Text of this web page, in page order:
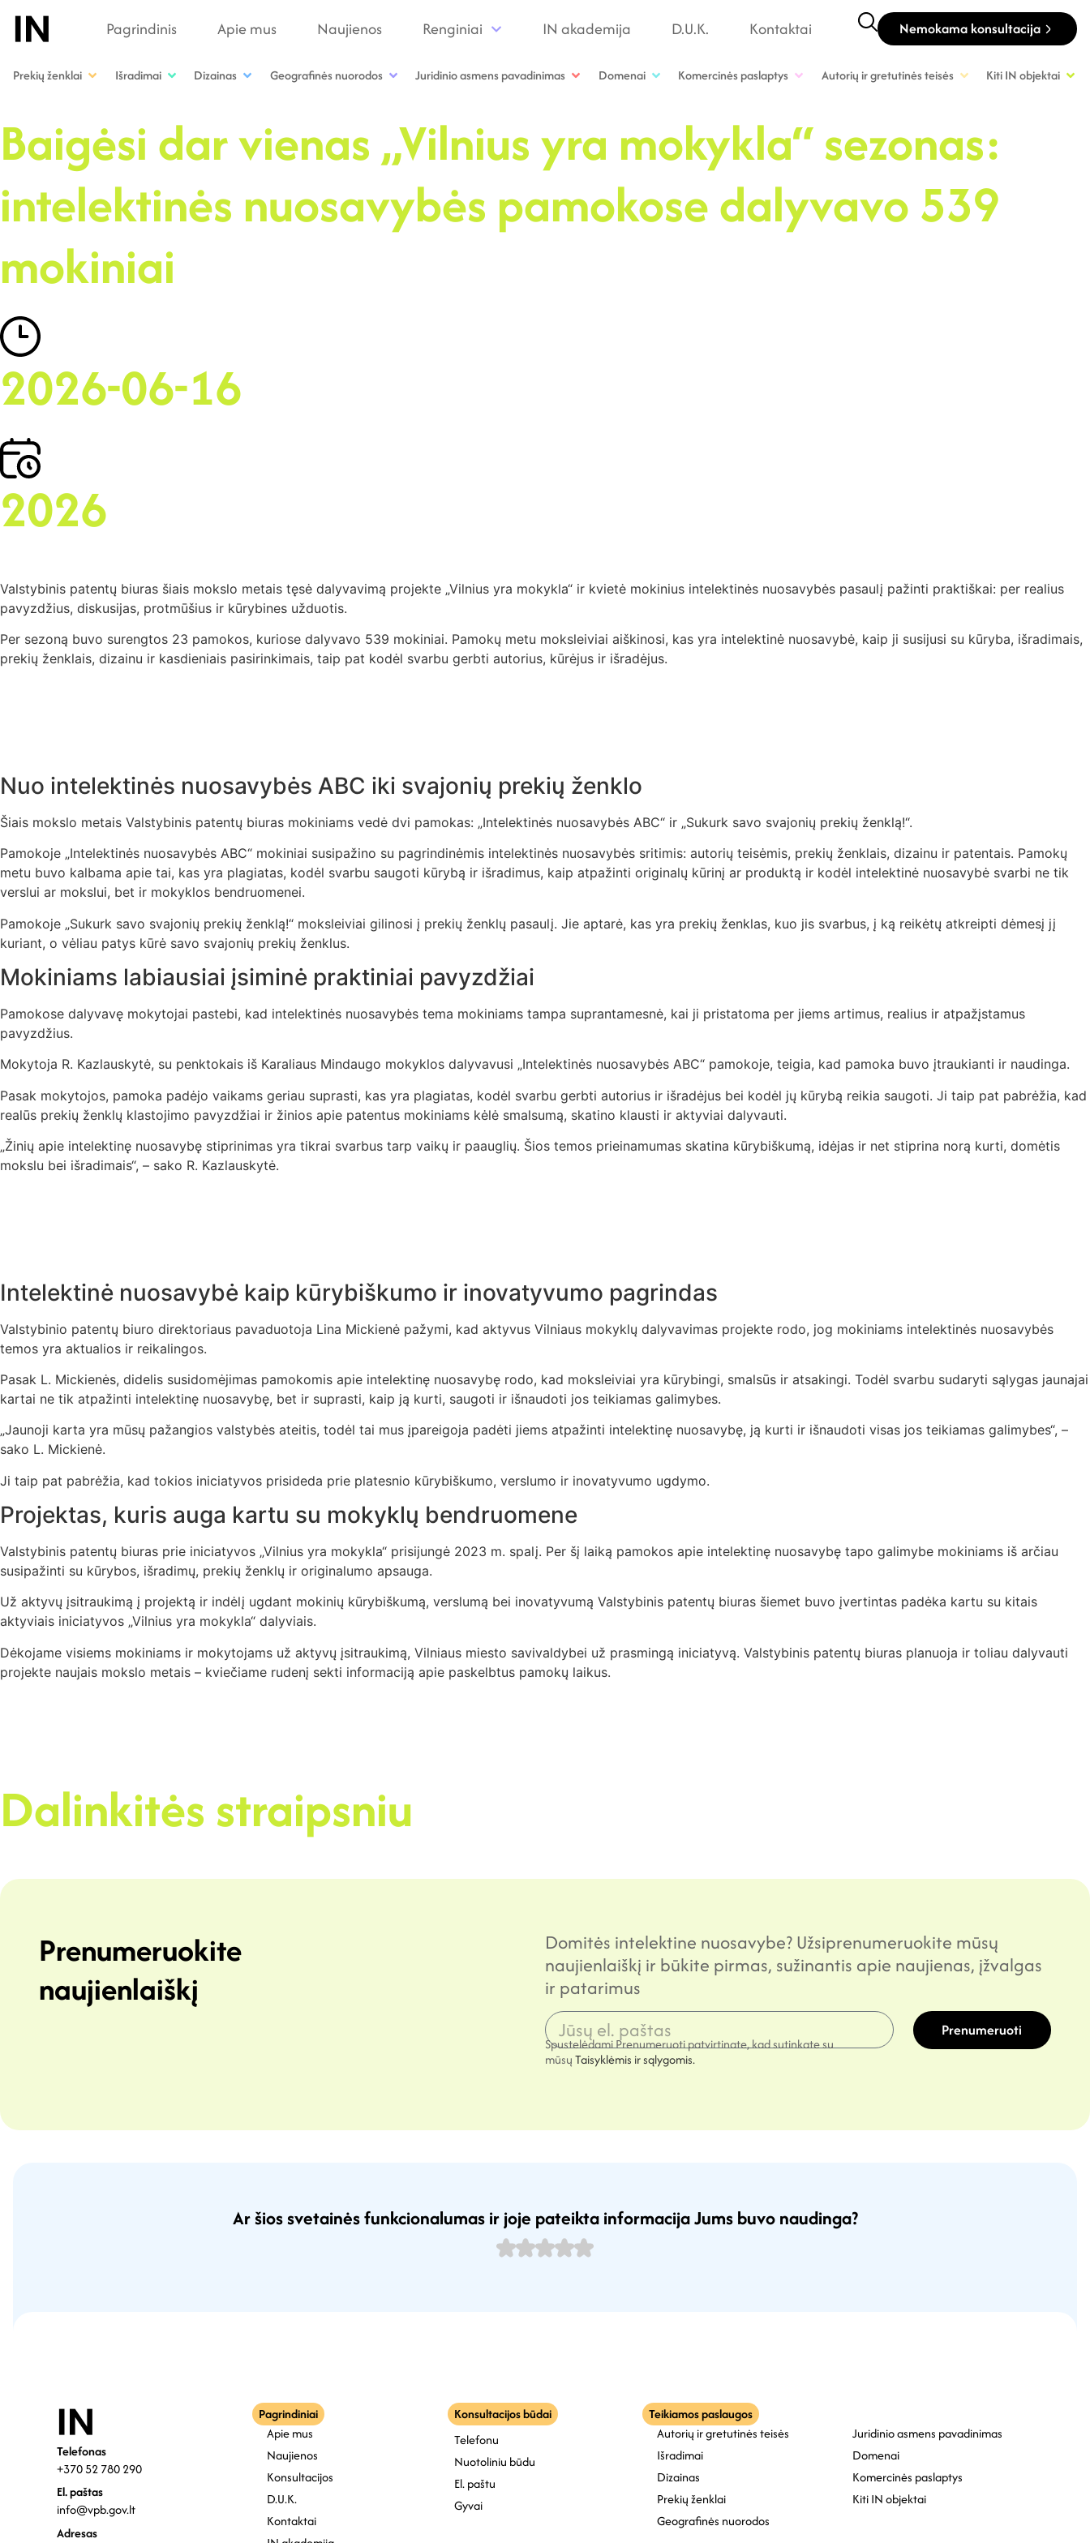
Pagrindinis Apie mus Naujienos Renginiai IN akademija D.U.K. Kontaktai Nemokama konsultacija
Prekių ženklai Išradimai Dizainas Geografinės nuorodos Juridinio asmens pavadinimas Domenai Komercinės paslaptys Autorių ir gretutinės teisės Kiti IN objektai
Baigėsi dar vienas „Vilnius yra mokykla“ sezonas:
intelektinės nuosavybės pamokose dalyvavo 539
mokiniai
2026-06-16
2026
Valstybinis patentų biuras šiais mokslo metais tęsė dalyvavimą projekte „Vilnius yra mokykla“ ir kvietė mokinius intelektinės nuosavybės pasaulį pažinti praktiškai: per realius
pavyzdžius, diskusijas, protmūšius ir kūrybines užduotis.
Per sezoną buvo surengtos 23 pamokos, kuriose dalyvavo 539 mokiniai. Pamokų metu moksleiviai aiškinosi, kas yra intelektinė nuosavybė, kaip ji susijusi su kūryba, išradimais,
prekių ženklais, dizainu ir kasdieniais pasirinkimais, taip pat kodėl svarbu gerbti autorius, kūrėjus ir išradėjus.
Nuo intelektinės nuosavybės ABC iki svajonių prekių ženklo
Šiais mokslo metais Valstybinis patentų biuras mokiniams vedė dvi pamokas: „Intelektinės nuosavybės ABC“ ir „Sukurk savo svajonių prekių ženklą!“.
Pamokoje „Intelektinės nuosavybės ABC“ mokiniai susipažino su pagrindinėmis intelektinės nuosavybės sritimis: autorių teisėmis, prekių ženklais, dizainu ir patentais. Pamokų
metu buvo kalbama apie tai, kas yra plagiatas, kodėl svarbu saugoti kūrybą ir išradimus, kaip atpažinti originalų kūrinį ar produktą ir kodėl intelektinė nuosavybė svarbi ne tik
verslui ar mokslui, bet ir mokyklos bendruomenei.
Pamokoje „Sukurk savo svajonių prekių ženklą!“ moksleiviai gilinosi į prekių ženklų pasaulį. Jie aptarė, kas yra prekių ženklas, kuo jis svarbus, į ką reikėtų atkreipti dėmesį jį
kuriant, o vėliau patys kūrė savo svajonių prekių ženklus.
Mokiniams labiausiai įsiminė praktiniai pavyzdžiai
Pamokose dalyvavę mokytojai pastebi, kad intelektinės nuosavybės tema mokiniams tampa suprantamesnė, kai ji pristatoma per jiems artimus, realius ir atpažįstamus
pavyzdžius.
Mokytoja R. Kazlauskytė, su penktokais iš Karaliaus Mindaugo mokyklos dalyvavusi „Intelektinės nuosavybės ABC“ pamokoje, teigia, kad pamoka buvo įtraukianti ir naudinga.
Pasak mokytojos, pamoka padėjo vaikams geriau suprasti, kas yra plagiatas, kodėl svarbu gerbti autorius ir išradėjus bei kodėl jų kūrybą reikia saugoti. Ji taip pat pabrėžia, kad
realūs prekių ženklų klastojimo pavyzdžiai ir žinios apie patentus mokiniams kėlė smalsumą, skatino klausti ir aktyviai dalyvauti.
„Žinių apie intelektinę nuosavybę stiprinimas yra tikrai svarbus tarp vaikų ir paauglių. Šios temos prieinamumas skatina kūrybiškumą, idėjas ir net stiprina norą kurti, domėtis
mokslu bei išradimais“, – sako R. Kazlauskytė.
Intelektinė nuosavybė kaip kūrybiškumo ir inovatyvumo pagrindas
Valstybinio patentų biuro direktoriaus pavaduotoja Lina Mickienė pažymi, kad aktyvus Vilniaus mokyklų dalyvavimas projekte rodo, jog mokiniams intelektinės nuosavybės
temos yra aktualios ir reikalingos.
Pasak L. Mickienės, didelis susidomėjimas pamokomis apie intelektinę nuosavybę rodo, kad moksleiviai yra kūrybingi, smalsūs ir atsakingi. Todėl svarbu sudaryti sąlygas jaunajai
kartai ne tik atpažinti intelektinę nuosavybę, bet ir suprasti, kaip ją kurti, saugoti ir išnaudoti jos teikiamas galimybes.
„Jaunoji karta yra mūsų pažangios valstybės ateitis, todėl tai mus įpareigoja padėti jiems atpažinti intelektinę nuosavybę, ją kurti ir išnaudoti visas jos teikiamas galimybes“, –
sako L. Mickienė.
Ji taip pat pabrėžia, kad tokios iniciatyvos prisideda prie platesnio kūrybiškumo, verslumo ir inovatyvumo ugdymo.
Projektas, kuris auga kartu su mokyklų bendruomene
Valstybinis patentų biuras prie iniciatyvos „Vilnius yra mokykla“ prisijungė 2023 m. spalį. Per šį laiką pamokos apie intelektinę nuosavybę tapo galimybe mokiniams iš arčiau
susipažinti su kūrybos, išradimų, prekių ženklų ir originalumo apsauga.
Už aktyvų įsitraukimą į projektą ir indėlį ugdant mokinių kūrybiškumą, verslumą bei inovatyvumą Valstybinis patentų biuras šiemet buvo įvertintas padėka kartu su kitais
aktyviais iniciatyvos „Vilnius yra mokykla“ dalyviais.
Dėkojame visiems mokiniams ir mokytojams už aktyvų įsitraukimą, Vilniaus miesto savivaldybei už prasmingą iniciatyvą. Valstybinis patentų biuras planuoja ir toliau dalyvauti
projekte naujais mokslo metais – kviečiame rudenį sekti informaciją apie paskelbtus pamokų laikus.
Dalinkitės straipsniu
Prenumeruokite
naujienlaiškį
Domitės intelektine nuosavybe? Užsiprenumeruokite mūsų
naujienlaiškį ir būkite pirmas, sužinantis apie naujienas, įžvalgas
ir patarimus
Prenumeruoti
Spustelėdami Prenumeruoti patvirtinate, kad sutinkate su
mūsųTaisyklėmis ir sąlygomis.
Ar šios svetainės funkcionalumas ir joje pateikta informacija Jums buvo naudinga?
Telefonas
+370 52 780 290
El. paštas
info@vpb.gov.lt
Adresas
Pagrindiniai
Apie mus
Naujienos
Konsultacijos
D.U.K.
Kontaktai
Konsultacijos būdai
Telefonu
Nuotoliniu būdu
El. paštu
Gyvai
Teikiamos paslaugos
Autorių ir gretutinės teisės
Išradimai
Dizainas
Prekių ženklai
Geografinės nuorodos
Juridinio asmens pavadinimas
Domenai
Komercinės paslaptys
Kiti IN objektai